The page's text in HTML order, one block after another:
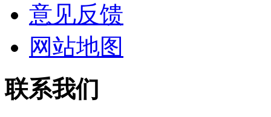
意见反馈
网站地图
联系我们